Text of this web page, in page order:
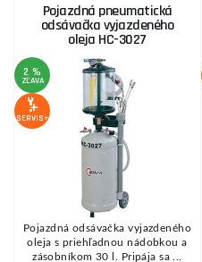
Pojazdná pneumatická
odsávačka vyjazdeného
oleja HC-3027
2 %
ZĽAVA
SERVIS+
Pojazdná odsávačka vyjazdeného
oleja s priehľadnou nádobkou a
zásobníkom 30 l. Pripája sa ...